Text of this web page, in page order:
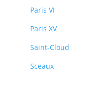
Paris VI
Paris XV
Saint-Cloud
Sceaux